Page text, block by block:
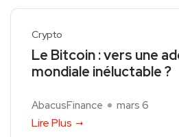
Crypto
Le Bitcoin : vers une
mondiale inéluctable ?
AbacusFinance mars 6
Lire Plus